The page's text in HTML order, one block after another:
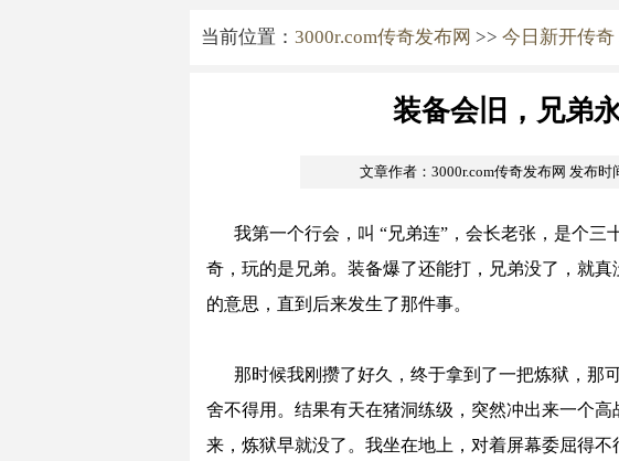
当前位置： 3000r.com传奇发布网 >> 今日新开传奇
装备会旧，兄弟
文章作者：3000r.com传奇发布网 发布时
我第一个行会，叫 “兄弟连”，会长老张，是个三
奇，玩的是兄弟。装备爆了还能打，兄弟没了，就
的意思，直到后来发生了那件事。
那时候我刚攒了好久，终于拿到了一把炼狱，那
舍不得用。结果有天在猪洞练级，突然冲出来一个
来，炼狱早就没了。我坐在地上，对着屏幕委屈得不